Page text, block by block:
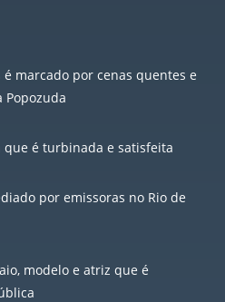
é marcado por cenas quentes e
Popozuda
que é turbinada e satisfeita
por emissoras no Rio de
modelo e atriz que é